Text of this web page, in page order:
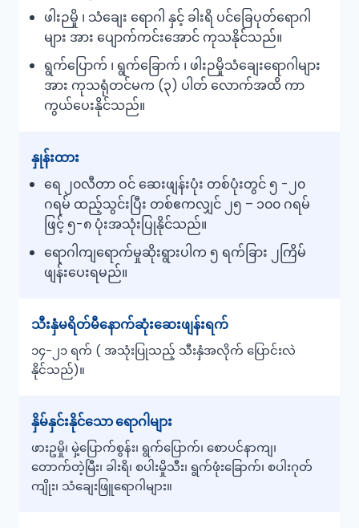
ဖါးဉမှို ၊ သံချေး ရောဂါ နှင့် ခါးရိ ပင်ခြေပုတ်ရောဂါ
များ အား ပျောက်ကင်းအောင် ကုသနိုင်သည်။
ရွက်ပြောက် ၊ ရွက်ခြောက် ၊ ဖါးဉမှိုသံချေးရောဂါများ
အား ကုသရုံတင်မက (၃) ပါတ် လောက်အထိ ကာ
ကွယ်ပေးနိုင်သည်။
နှုန်းထား
ရေ ၂၀လီတာ ဝင် ဆေးဖျန်းပုံး တစ်ပုံးတွင် ၅ -၂၀
ဂရမ် ထည့်သွင်းပြီး တစ်ဧကလျှင် ၂၅ – ၁၀၀ ဂရမ်
ဖြင့် ၅-၈ ပုံးအသုံးပြုနိုင်သည်။
ရောဂါကျရောက်မှုဆိုးရွားပါက ၅ ရက်ခြား ၂ကြိမ်
ဖျန်းပေးရမည်။
သီးနှံမရိတ်မီနောက်ဆုံးဆေးဖျန်းရက်
၁၄-၂၁ ရက် ( အသုံးပြုသည့် သီးနှံအလိုက် ပြောင်းလဲ
နိုင်သည်)။
နှိမ်နှင်းနိုင်သော ရောဂါများ
ဖားဥမှို၊ မှဲ့ပြောက်စွန်း၊ ရွက်ပြောက်၊ စောပင်နာကျ၊
တောက်တဲ့မြီး၊ ခါးရိ၊ စပါးမှိုသီး၊ ရွက်ဖုံးခြောက်၊ စပါးဂုတ်
ကျိုး၊ သံချေးဖြူရောဂါများ။